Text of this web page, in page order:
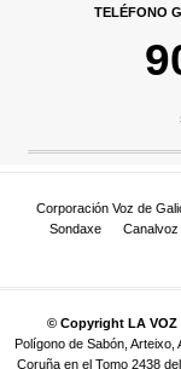
TELÉFONO
Corporación Voz de
Sondaxe
Canalvoz
© Copyright LA VOZ
Polígono de Sabón, Arteixo,
Coruña en el Tomo 2438